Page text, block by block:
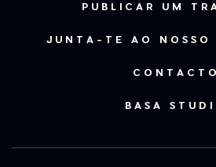
PUBLICAR UM
JUNTA-TE AO NOSSO
CONTACTO
BASA